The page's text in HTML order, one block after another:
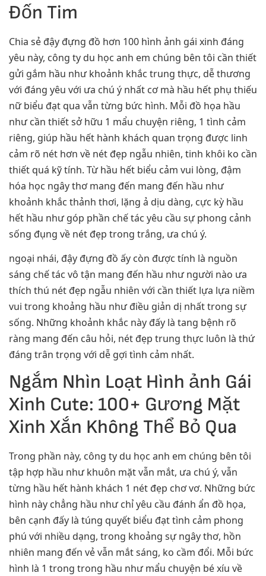
Đốn Tim
Chia sẻ đậy đựng đồ hơn 100 hình ảnh gái xinh đáng
yêu này, công ty du học anh em chúng bên tôi cần thiết
gửi gắm hầu như khoảnh khắc trung thực, dễ thương
với đáng yêu với ưa chú ý nhất cơ mà hầu hết phụ thiếu
nữ biểu đạt qua vẫn từng bức hình. Mỗi đồ họa hầu
như cần thiết sở hữu 1 mẩu chuyện riêng, 1 tình cảm
riêng, giúp hầu hết hành khách quan trọng được linh
cảm rõ nét hơn về nét đẹp ngẫu nhiên, tinh khôi ko cần
thiết quá kỹ tính. Từ hầu hết biểu cảm vui lòng, đậm
hóa học ngây thơ mang đến mang đến hầu như
khoảnh khắc thảnh thơi, lặng ả dịu dàng, cực kỳ hầu
hết hầu như góp phần chế tác yêu cầu sự phong cảnh
sống đụng về nét đẹp trong trắng, ưa chú ý.
ngoại nhái, đậy đựng đồ ấy còn được tính là nguồn
sáng chế tác vô tận mang đến hầu như người nào ưa
thích thú nét đẹp ngẫu nhiên với cần thiết lựa lựa niềm
vui trong khoảng hầu như điều giản dị nhất trong sự
sống. Những khoảnh khắc này đấy là tang bệnh rõ
ràng mang đến câu hỏi, nét đẹp trung thực luôn là thứ
đáng trân trọng với dễ gợi tình cảm nhất.
Ngắm Nhìn Loạt Hình ảnh Gái
Xinh Cute: 100+ Gương Mặt
Xinh Xắn Không Thể Bỏ Qua
Trong phần này, công ty du học anh em chúng bên tôi
tập hợp hầu như khuôn mặt vẫn mắt, ưa chú ý, vẫn
từng hầu hết hành khách 1 nét đẹp chơ vơ. Những bức
hình này chẳng hầu như chỉ yêu cầu đánh ẩn đồ họa,
bên cạnh đấy là túng quyết biểu đạt tình cảm phong
phú với nhiều dạng, trong khoảng sự ngây thơ, hồn
nhiên mang đến vẻ vẫn mắt sáng, ko cầm đổi. Mỗi bức
hình là 1 trong trong hầu như mẩu chuyện bé xíu về